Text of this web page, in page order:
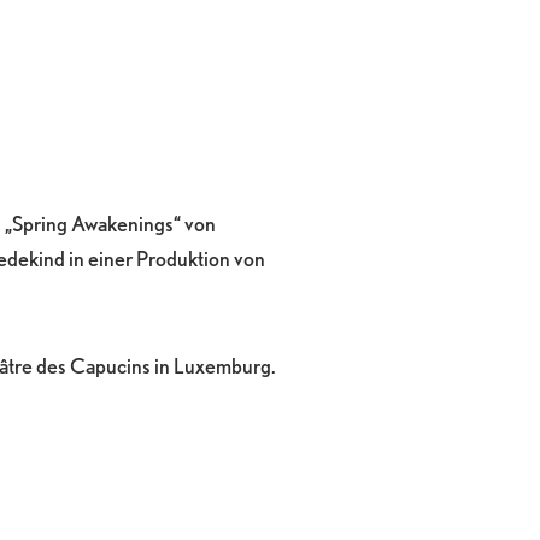
Awakenings“ von
in einer Produktion von
des Capucins in Luxemburg.